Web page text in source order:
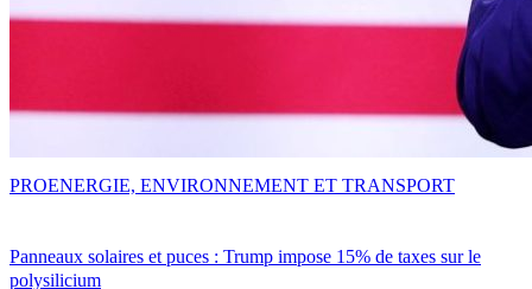
Panneaux solaires et puces : Trump impose 15% de taxes sur le
polysilicium
PROENERGIE, ENVIRONNEMENT ET TRANSPORT